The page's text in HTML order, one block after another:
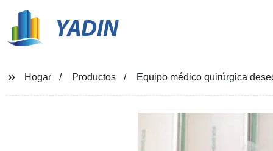
YADIN
Hogar Productos Equipo médico quirúrgica